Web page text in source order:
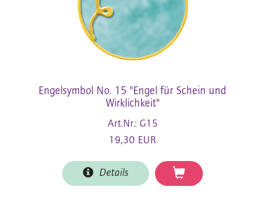
Engelsymbol No. 15 "Engel für Schein und
Wirklichkeit"
Art.Nr.: G15
19,30 EUR
Details